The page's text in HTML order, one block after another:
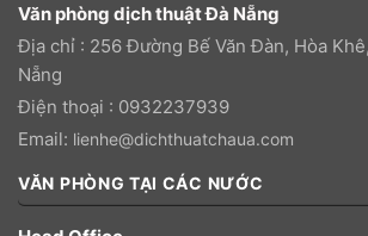
Văn phòng dịch thuật Đà Nẵng
Địa chỉ : 256 Đường Bế Văn Đàn, Hòa
Nẵng
Điện thoại : 0932237939
Email: lienhe@dichthuatchaua.com
VĂN PHÒNG TẠI CÁC NƯỚC